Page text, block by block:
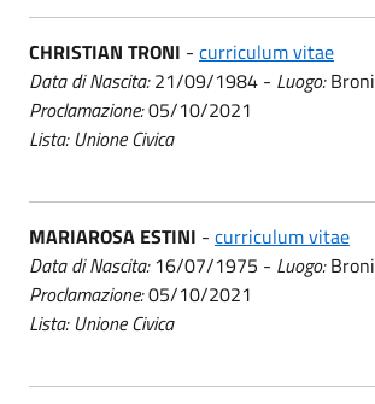
CHRISTIAN TRONI - curriculum vitae
Data di Nascita:21/09/1984 - Luogo:Broni
Proclamazione:05/10/2021
Lista: Unione Civica
MARIAROSA ESTINI - curriculum vitae
Data di Nascita:16/07/1975 - Luogo:Broni
Proclamazione:05/10/2021
Lista: Unione Civica